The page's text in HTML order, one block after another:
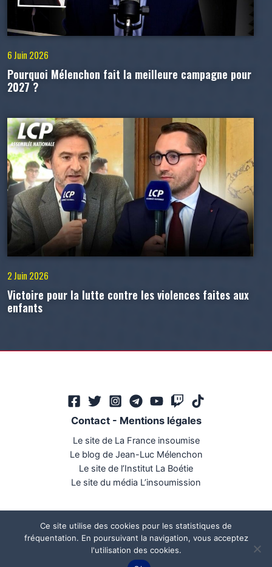
6 Juin 2026
Pourquoi Mélenchon fait la meilleure campagne pour
2027 ?
2 Juin 2026
Victoire pour la lutte contre les violences faites aux
enfants
Contact- Mentions légales
Le site de La France insoumise
Le blog de Jean-Luc Mélenchon
Le site de l’Institut La Boétie
Le site du média L’insoumission
Mégaphone communication
Ce site utilise des cookies pour les statistiques de
fréquentation. En poursuivant la navigation, vous acceptez
l'utilisation des cookies.